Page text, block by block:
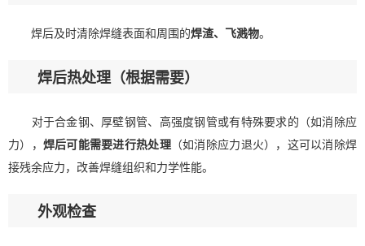
焊后及时清除焊缝表面和周围的焊渣、飞溅物。
焊后热处理（根据需要）
对于合金钢、厚壁钢管、高强度钢管或有特殊要求的（如消除应
力）， 焊后可能需要进行热处理（如消除应力退火），这可以消除焊
接残余应力，改善焊缝组织和力学性能。
外观检查